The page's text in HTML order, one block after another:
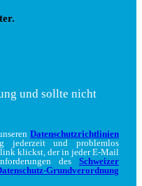
und sollte nicht
Datenschutzrichtlinien
jederzeit und problemlos
klickst, der in jeder E-Mail
des Schweizer
Grundverordnung